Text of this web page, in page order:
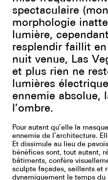
spectaculaire
morphologie
lumière,
resplendir faillit
nuit venue, Las
et plus rien ne
lumières
ennemie absolue,
l’ombre.
Pour autant qu’elle la
ennemie de l’architecture.
Et dissimule au lieu de
bénéfices sont, tout autant,
bâtiments, confère
sculpte façades, saillants et
dynamiquement le temps du